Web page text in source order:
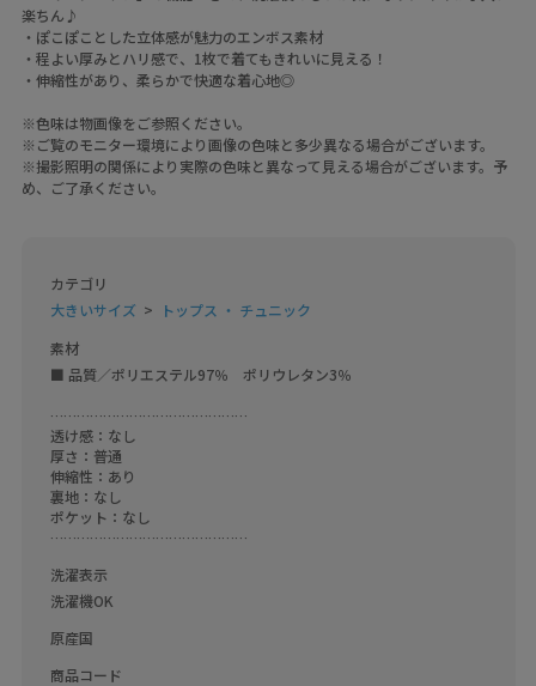
楽ちん♪
・ぽこぽことした立体感が魅力のエンボス素材
・程よい厚みとハリ感で、1枚で着てもきれいに見える！
・伸縮性があり、柔らかで快適な着心地◎
※色味は物画像をご参照ください。
※ご覧のモニター環境により画像の色味と多少異なる場合がございます。
※撮影照明の関係により実際の色味と異なって見える場合がございます。予
め、ご了承ください。
カテゴリ
大きいサイズ
トップス ・ チュニック
素材
■ 品質／ポリエステル97％　ポリウレタン3％
………………………………………
透け感：なし
厚さ：普通
伸縮性：あり
裏地：なし
ポケット：なし
………………………………………
洗濯表示
洗濯機OK
原産国
商品コード